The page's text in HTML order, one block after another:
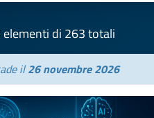
elementi di 263 totali
il26 novembre 2026